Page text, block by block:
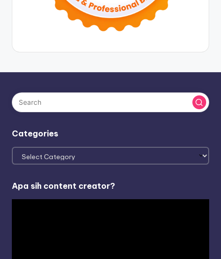
Categories
Categories
Apa sih content creator?